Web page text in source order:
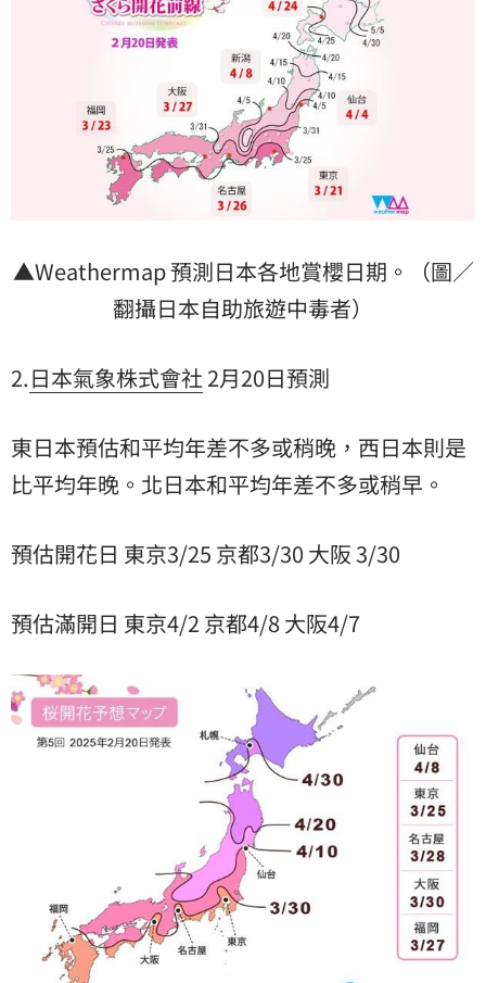
▲Weathermap 預測日本各地賞櫻日期。（圖／
翻攝日本自助旅遊中毒者）
2.日本氣象株式會社2月20日預測
東日本預估和平均年差不多或稍晚，西日本則是
比平均年晚。北日本和平均年差不多或稍早。
預估開花日 東京3/25 京都3/30 大阪 3/30
預估滿開日 東京4/2 京都4/8 大阪4/7